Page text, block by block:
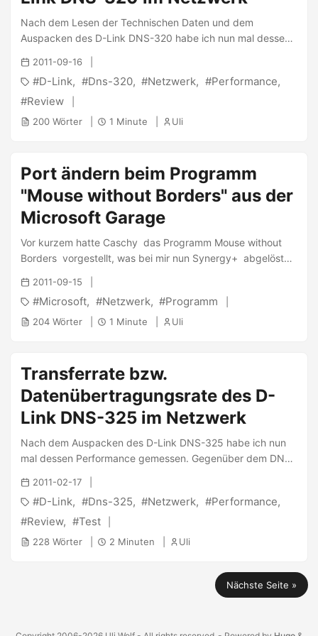
Nach dem Lesen der Technischen Daten und dem
Auspacken des D-Link DNS-320 habe ich nun mal dessen
Performance gemessen. Die Messungen sind natürlich alle
in meiner Umgebung geschehen und daher nur zum Teil
repräsentativ, trotzdem dürfte es ein Anhaltspunkt sein.
Testaufbau: Der Transfer der Daten geschieht von einem
PC mit OnBoard-Gigabit-Netzwerkkarte über ein Gigabit-
ausgestattet. Vor den Tests habe ich die Einstellungen auf
Auslieferungszustand (Alle Serversoftware ausser Samba
ist deaktiviert) gesetzt und die Platten jeweils frisch
formatiert. Es wurde jeweils eine Dummydatei mit 1,5GB
Größe einmal mittels Windows 7 und einmal per TeraCopy
übertragen und der Durchschnittswert aus beiden Werten
nicht oder nur extrem gering unterschieden. ...
2011-09-16
D-Link Dns-320 Netzwerk
Performance
Review
200 Wörter 1 Minute Uli
Port ändern beim Programm
"Mouse without Borders" aus der
Microsoft Garage
Vor kurzem hatte Caschy das Programm Mouse without
Borders vorgestellt, was bei mir nun Synergy+ abgelöst
2011-09-15
Microsoft Netzwerk Programm
204 Wörter 1 Minute Uli
Transferrate bzw.
Datenübertragungsrate des D-
Link DNS-325 im Netzwerk
Nach dem Auspacken des D-Link DNS-325 habe ich nun
mal dessen Performance gemessen. Gegenüber dem DNS-
320 sollte nochmal ein Vorsprung in der Übertragungsrate
machbar sein, dessen war ich mir sicher. Die Messungen
sind natürlich alle in meiner Umgebung geschehen und
daher nur zum Teil repräsentativ, trotzdem dürfte es ein
Anhaltspunkt sein. Testaufbau: Der Transfer der Daten
als Switch) zum NAS, in dem 2Seagate 500GB 7200rpm-
Festplatten verbaut wurden. Das NAS ist derzeit mit der
die Einstellungen auf Auslieferungszustand (Alle
2011-02-17
D-Link Dns-325 Netzwerk
Performance
Review
Test
228 Wörter 2 Minuten Uli
Nächste Seite »